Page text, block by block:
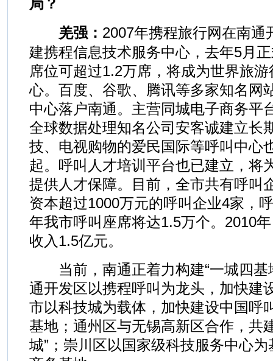
局？
羌强： 2007年携程旅行网在南通
建携程信息技术服务中心，去年5月
席位可超过1.2万席，将成为世界旅
心。百度、谷歌、腾讯等多家知名网
中心落户南通。主营同城电子商务平
全球数据处理知名公司安客诚建立长
技、电视购物的爱民国际等呼叫中心
起。呼叫人才培训平台也已建立，将
提供人才保障。目前，全市共有呼叫
资本超过1000万元的呼叫企业4家，
年我市呼叫座席将达1.5万个。2010
收入1.5亿元。
当前，南通正着力构建“一城四基
通开发区以携程呼叫为龙头，加快建
市以科技城为载体，加快建设中国呼
基地；通州区与无锡高新区合作，共
城”；崇川区以国家级科技服务中心